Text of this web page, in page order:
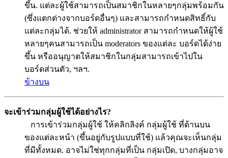
ขึ้น. แต่ละผู้ใช้สามารถเป็นสมาชิกในหลายๆกลุ่มพร้อมกัน
(ซึ่งแตกต่างจากบอร์ดอื่นๆ) และสามารถกำหนดสิทธิ์กับ
แต่ละกลุ่มได้. ช่วยให้ administrator สามารถกำหนดให้ผู้ใช้
หลายๆคนสามารถเป็น moderators ของแต่ละ บอร์ดได้ง่าย
ขึ้น หรืออนุญาตให้สมาชิกในกลุ่มสามารถเข้าไปใน
บอร์ดส่วนตัว, ฯลฯ.
ข้างบน
จะเข้าร่วมกลุ่มผู้ใช้ได้อย่างไร?
การเข้าร่วมกลุ่มผู้ใช้ ให้คลิกลิงค์ กลุ่มผู้ใช้ ที่ด้านบน
ของแต่ละหน้า (ขึ้นอยู่กับรูปแบบที่ใช้) แล้วคุณจะเห็นกลุ่ม
ที่มีทั้งหมด. อาจไม่ใช่ทุกกลุ่มที่เป็น กลุ่มเปิด, บางกลุ่มอาจ